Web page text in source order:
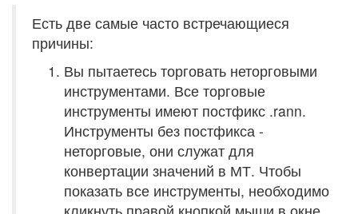
Есть две самые часто встречающиеся
причины:
Вы пытаетесь торговать неторговыми
инструментами. Все торговые
инструменты имеют постфикс .rann.
Инструменты без постфикса -
неторговые, они служат для
конвертации значений в МТ. Чтобы
показать все инструменты, необходимо